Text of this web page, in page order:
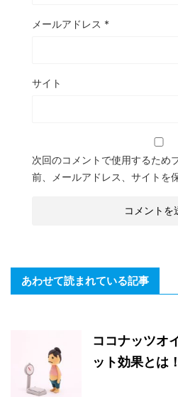
メールアドレス *
サイト
次回のコメントで使用するため
前、メールアドレス、サイトを
あわせて読まれている記事
ココナッツオ
ット効果とは！